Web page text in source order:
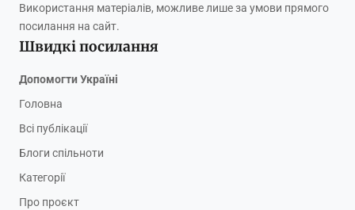
Використання матеріалів, можливе лише за умови прямого
посилання на сайт.
Швидкі посилання
Допомогти Україні
Головна
Всі публікації
Блоги спільноти
Категорії
Про проєкт